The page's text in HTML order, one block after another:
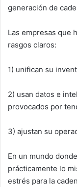
generación de
Las empresas que
rasgos claros:
1) unifican su
2) usan datos e
provocados por
3) ajustan su
En un mundo
prácticamente lo
estrés para la